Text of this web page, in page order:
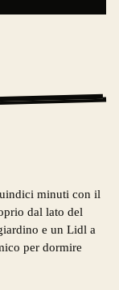
minuti con il
dal lato del
e un Lidl a
per dormire